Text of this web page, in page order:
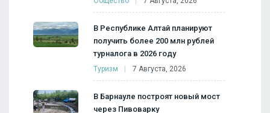
В Республике Алтай планируют
получить более 200 млн рублей
турналога в 2026 году
Туризм 7 Августа, 2026
В Барнауле построят новый мост
через Пивоварку